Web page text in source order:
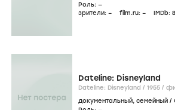
Роль: —
зрители: – film.ru: – IMDb: 8
Dateline: Disneyland
Dateline: Disneyland / 1955 /
документальный, семейный /